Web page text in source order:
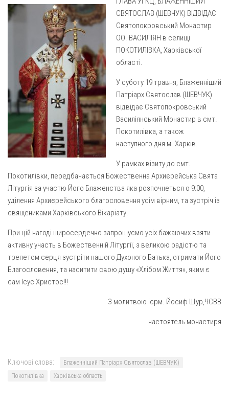
Архистратига Михаїла (м. Люботин)
Покрови Пресвятої Богородиці (с. Вільча)
Преображенська парафія (м. Лозова)
Парафія Благовіщення Пресвятої Богородиці (смт
Золочів)
Парафія Різдва Пресвятої Богородиці м. Берестин
(Красноград)
Парохії Полтавської області
Пресвятої Трійці (м. Полтава)
Всіх Святих українського народу (м. Полтава)
Свято-Юріївська парафія (м. Полтава)
Архистратига Михаїла (с. Пригарівка)
Благовіщення Пресвятої Богородиці (с. Шевченки)
Введення у храм Пресвятої Богородиці (с. Дашківка)
Вознесіння ГНІХ (с. Витівка)
Вознесіння Господнього (м. Кобеляки)
Пророка Іллі (смт. Білики)
Різдва Пресвятої Богородиці (с. Вільховатка)
Св. Апостола Андрія Первозванного (с. Засулля)
Парохії Сумської області
Введення в храм Богородиці (м. Суми)
Газета Християнський голос
Надруковані числа
Галерея
Рух pro-life
СВЯТОСЛАВ (ШЕВЧУК) ВІДВІДАЄ
Святопокровський Монастир
ОО. ВАСИЛІЯН в селищі
ПОКОТИЛІВКА, Харківської
області.
У суботу 19 травня, Блаженніший
Патріарх Святослав (ШЕВЧУК)
відвідає Святопокровський
Василіянський Монастир в смт.
Покотилівка, а також
наступного дня м. Харків.
У рамках візиту до смт.
Покотилівки, передбачається Божественна Архиєрейська Свята
Літургія за участю Його Блаженства яка розпочнеться о 9:00,
уділення Архиєрейського благословення усім вірним, та зустріч із
священиками Харківського Вікаріату.
При цій нагоді щиросердечно запрошуємо усіх бажаючих взяти
активну участь в Божественній Літургії, з великою радістю та
трепетом серця зустріти нашого Духоного Батька, отримати Його
Благословення, та наситити свою душу «Хлібом Життя», яким є
сам Ісус Христос!!!
З молитвою ієрм. Йосиф Щур,ЧСВВ
настоятель монастиря
Ключові слова:
Блаженніший Патріарх Святослав (ШЕВЧУК)
Покотилівка
Харківська область